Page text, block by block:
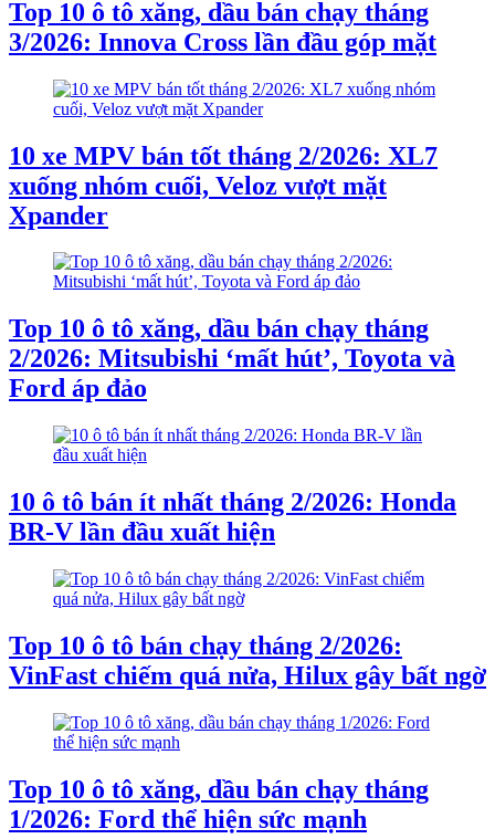
Top 10 ô tô xăng, dầu bán chạy tháng
3/2026: Innova Cross lần đầu góp mặt
10 xe MPV bán tốt tháng 2/2026: XL7
xuống nhóm cuối, Veloz vượt mặt
Xpander
Top 10 ô tô xăng, dầu bán chạy tháng
2/2026: Mitsubishi ‘mất hút’, Toyota và
Ford áp đảo
10 ô tô bán ít nhất tháng 2/2026: Honda
BR-V lần đầu xuất hiện
Top 10 ô tô bán chạy tháng 2/2026:
VinFast chiếm quá nửa, Hilux gây bất ngờ
Top 10 ô tô xăng, dầu bán chạy tháng
1/2026: Ford thể hiện sức mạnh